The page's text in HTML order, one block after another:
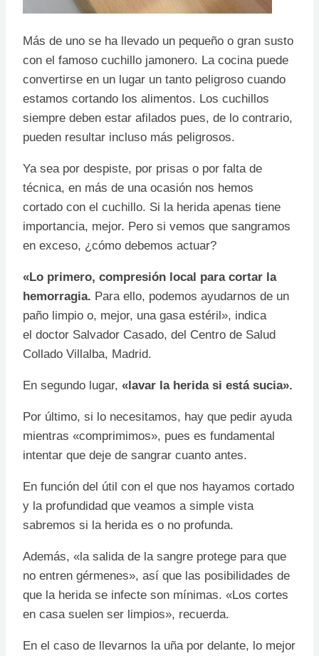
Más de uno se ha llevado un pequeño o gran susto
con el famoso cuchillo jamonero. La cocina puede
convertirse en un lugar un tanto peligroso cuando
estamos cortando los alimentos. Los cuchillos
siempre deben estar afilados pues, de lo contrario,
pueden resultar incluso más peligrosos.
Ya sea por despiste, por prisas o por falta de
técnica, en más de una ocasión nos hemos
cortado con el cuchillo. Si la herida apenas tiene
importancia, mejor. Pero si vemos que sangramos
en exceso, ¿cómo debemos actuar?
«Lo primero, compresión local para cortar la
hemorragia. Para ello, podemos ayudarnos de un
paño limpio o, mejor, una gasa estéril», indica
el doctor Salvador Casado, del Centro de Salud
Collado Villalba, Madrid.
En segundo lugar, «lavar la herida si está sucia».
Por último, si lo necesitamos, hay que pedir ayuda
mientras «comprimimos», pues es fundamental
intentar que deje de sangrar cuanto antes.
En función del útil con el que nos hayamos cortado
y la profundidad que veamos a simple vista
sabremos si la herida es o no profunda.
Además, «la salida de la sangre protege para que
no entren gérmenes», así que las posibilidades de
que la herida se infecte son mínimas. «Los cortes
en casa suelen ser limpios», recuerda.
En el caso de llevarnos la uña por delante, lo mejor